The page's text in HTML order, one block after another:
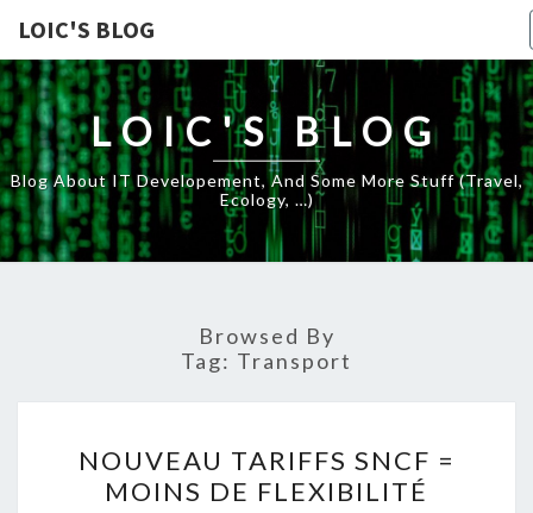
LOIC'S BLOG
LOIC'S BLOG
Blog About IT Developement, And Some More Stuff (travel,
Ecology, …)
Browsed By
Tag: Transport
TARIFFS
SNCF
NOUVEAU TARIFFS SNCF =
MOINS DE FLEXIBILITÉ